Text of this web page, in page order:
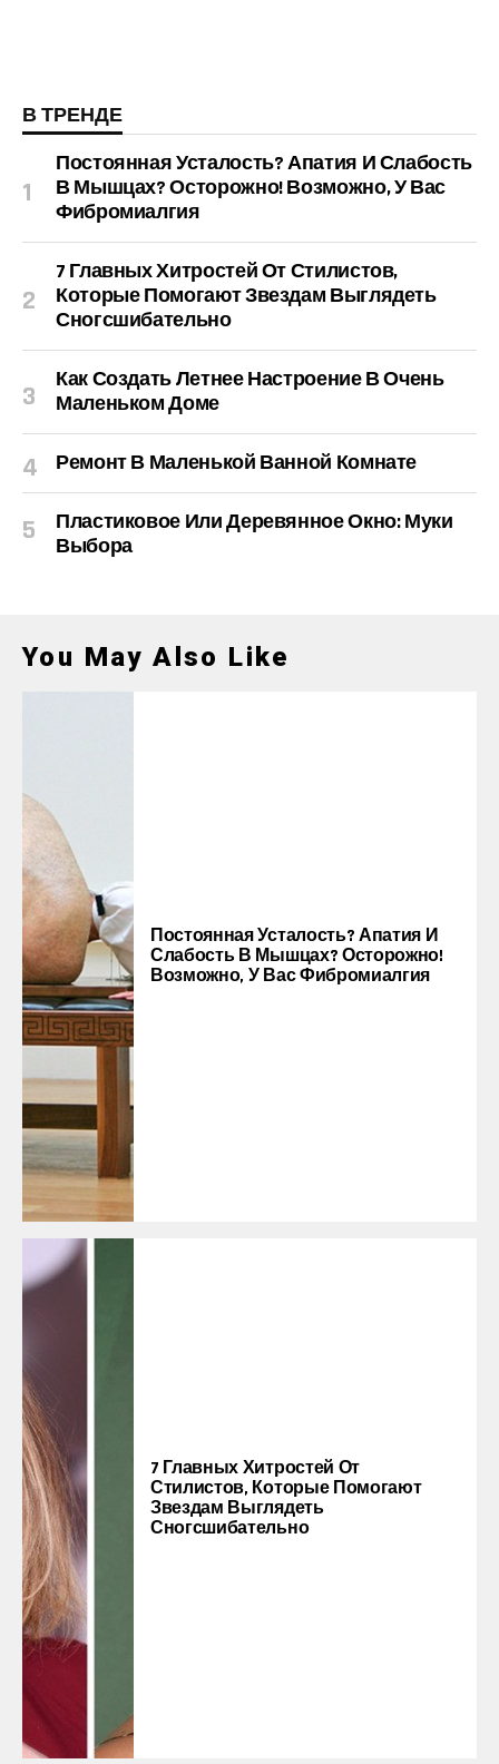
В ТРЕНДЕ
Постоянная Усталость? Апатия И Слабость
В Мышцах? Осторожно! Возможно, У Вас
Фибромиалгия
7 Главных Хитростей От Стилистов,
Которые Помогают Звездам Выглядеть
Сногсшибательно
Как Создать Летнее Настроение В Очень
Маленьком Доме
Ремонт В Маленькой Ванной Комнате
Пластиковое Или Деревянное Окно: Муки
Выбора
You May Also Like
Постоянная Усталость? Апатия И
Слабость В Мышцах? Осторожно!
Возможно, У Вас Фибромиалгия
7 Главных Хитростей От
Стилистов, Которые Помогают
Звездам Выглядеть
Сногсшибательно